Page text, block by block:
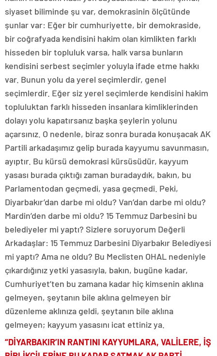
siyaset biliminde şu var, demokrasinin ölçütünde
şunlar var: Eğer bir cumhuriyette, bir demokraside,
bir coğrafyada kendisini hakim olan kimlikten farklı
hisseden bir topluluk varsa, halk varsa bunların
kendisini serbest seçimler yoluyla ifade etme hakkı
var. Bunun yolu da yerel seçimlerdir, genel
seçimlerdir. Eğer siz yerel seçimlerde kendisini hakim
topluluktan farklı hisseden insanlara kimliklerinden
dolayı yolu kapatırsanız başka şeylerin yolunu
açarsınız. O nedenle, biraz sonra burada konuşacak AK
Partili arkadaşımız gelip burada kayyumu savunmasın,
ayıptır. Bu kürsü demokrasi kürsüsüdür, kayyum
yasası burada çıktığı zaman buradaydık, bakın, bu
Parlamentodan geçmedi, yasa geçmedi. Peki,
Diyarbakır’dan darbe mi oldu? Van’dan darbe mi oldu?
Mardin’den darbe mi oldu? 15 Temmuz Darbesini bu
belediyeler mi yaptı? Sizlere soruyorum Değerli
Arkadaşlar: 15 Temmuz Darbesini Diyarbakır Belediyesi
mi yaptı? Ama ne oldu? Bu Meclisten OHAL nedeniyle
çıkardığınız yetki yasasıyla, bakın, bugüne kadar,
Cumhuriyet’ten bu zamana kadar hiç kimsenin aklına
gelmeyen, şeytanın bile aklına gelmeyen bir
düzenleme aklınıza geldi, şeytanın bile aklına
gelmeyen; kayyum yasasını icat ettiniz ya.
“DİYARBAKIR’IN RANTINI KAYYUMLARA, VALİLERE, İŞ